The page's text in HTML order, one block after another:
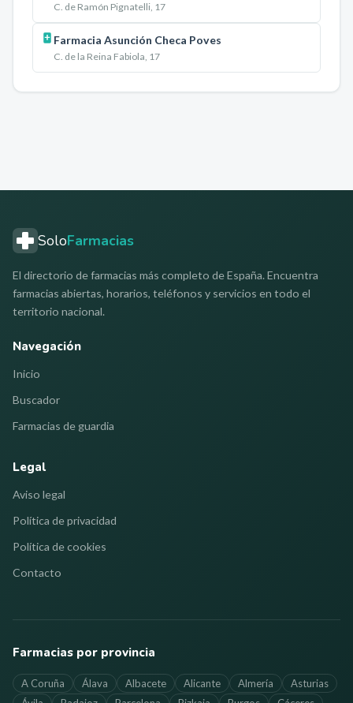
C. de Ramón Pignatelli, 17
Farmacia Asunción Checa Poves
C. de la Reina Fabiola, 17
SoloFarmacias
El directorio de farmacias más completo de España. Encuentra
farmacias abiertas, horarios, teléfonos y servicios en todo el
territorio nacional.
Navegación
Inicio
Buscador
Farmacias de guardia
Legal
Aviso legal
Política de privacidad
Política de cookies
Contacto
Farmacias por provincia
A Coruña Álava Albacete Alicante Almería
Asturias